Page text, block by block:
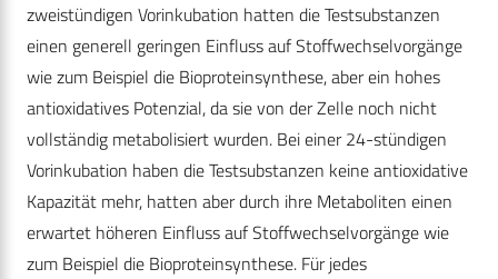
zweistündigen Vorinkubation hatten die Testsubstanzen
einen generell geringen Einfluss auf Stoffwechselvorgänge
wie zum Beispiel die Bioproteinsynthese, aber ein hohes
antioxidatives Potenzial, da sie von der Zelle noch nicht
vollständig metabolisiert wurden. Bei einer 24-stündigen
Vorinkubation haben die Testsubstanzen keine antioxidative
Kapazität mehr, hatten aber durch ihre Metaboliten einen
erwartet höheren Einfluss auf Stoffwechselvorgänge wie
zum Beispiel die Bioproteinsynthese. Für jedes